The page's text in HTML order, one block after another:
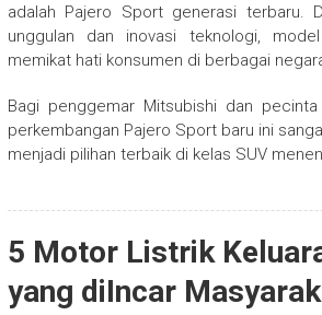
adalah Pajero Sport generasi terbaru.
unggulan dan inovasi teknologi,
memikat hati konsumen di berbagai
Bagi penggemar Mitsubishi dan pecinta
perkembangan Pajero Sport baru ini
menjadi pilihan terbaik di kelas SUV
5 Motor Listrik
yang diIncar